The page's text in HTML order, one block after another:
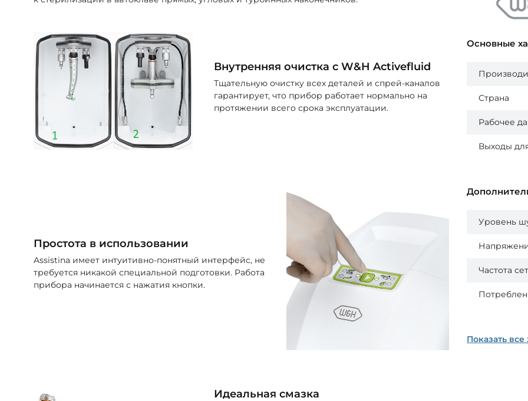
Внутренняя очистка с W&H Activefluid
Тщательную очистку всех деталей и спрей-каналов
гарантирует, что прибор работает нормально на
протяжении всего срока эксплуатации.
Простота в использовании
Assistina имеет интуитивно-понятный интерфейс, не
требуется никакой специальной подготовки. Работа
прибора начинается с нажатия кнопки.
Идеальная смазка
Основные
Страна
Рабочее
Выходы
Уровень
Частота
Показать